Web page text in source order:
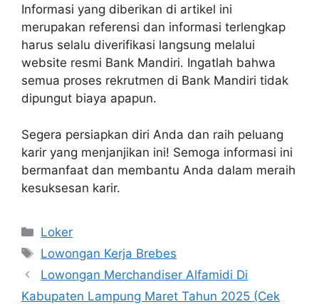
Informasi yang diberikan di artikel ini
merupakan referensi dan informasi terlengkap
harus selalu diverifikasi langsung melalui
website resmi Bank Mandiri. Ingatlah bahwa
semua proses rekrutmen di Bank Mandiri tidak
dipungut biaya apapun.
Segera persiapkan diri Anda dan raih peluang
karir yang menjanjikan ini! Semoga informasi ini
bermanfaat dan membantu Anda dalam meraih
kesuksesan karir.
Kategori
Loker
Tag
Lowongan Kerja Brebes
Lowongan Merchandiser Alfamidi Di
Kabupaten Lampung Maret Tahun 2025 (Cek